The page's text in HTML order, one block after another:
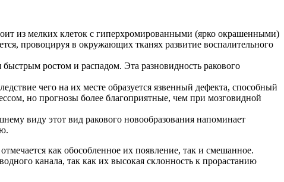
из мелких клеток с гиперхромированными (ярко окрашенными)
провоцируя в окружающих тканях развитие воспалительного
ростом и распадом. Эта разновидность ракового
чего на их месте образуется язвенный дефекта, способный
но прогнозы более благоприятные, чем при мозговидной
виду этот вид ракового новообразования напоминает
как обособленное их появление, так и смешанное.
канала, так как их высокая склонность к прорастанию